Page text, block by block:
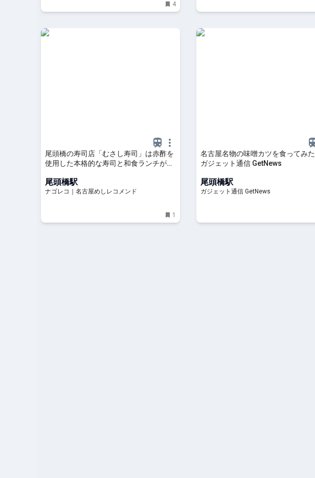
4
尾頭橋の寿司店「むさし寿司」は赤酢を
使用した本格的な寿司と和食ランチが楽
尾頭橋駅
ナゴレコ｜名古屋めしレコメンド
1
名古屋名物の味噌カツを食ってみた
ガジェット通信 GetNews
尾頭橋駅
ガジェット通信 GetNews